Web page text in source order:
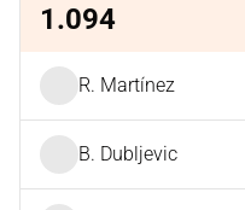
1.094
R. Martínez
B. Dubljevic